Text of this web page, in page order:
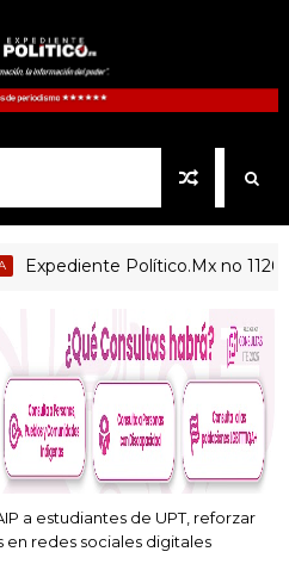
Político.Mx no 1126
a estudiantes de UPT, reforzar
redes sociales digitales